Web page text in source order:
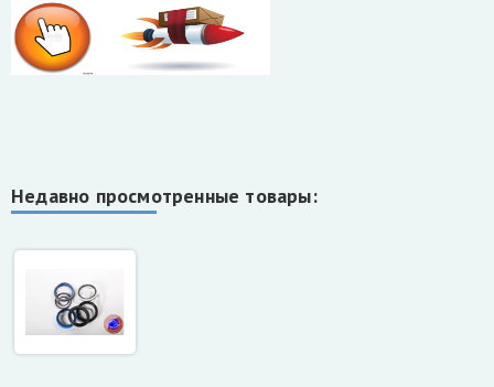
Недавно просмотренные товары: